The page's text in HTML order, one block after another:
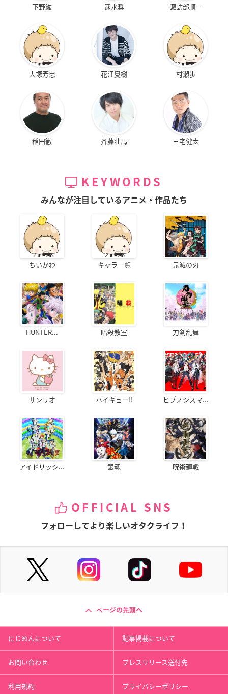
下野紘 速水奨 諏訪部順一
大塚芳忠 花江夏樹 村瀬歩
稲田徹 斉藤壮馬 三宅健太
KEYWORDS
みんなが注目しているアニメ・作品たち
ちいかわ キャラ一覧 鬼滅の刃
HUNTER... 暗殺教室 刀剣乱舞
サンリオ ハイキュー!! ヒプノシスマ...
アイドリッシ... 銀魂 呪術廻戦
OFFICIAL SNS
フォローしてより楽しいオタクライフ！
ページの先頭へ
にじめんについて 記事掲載について
お問い合わせ プレスリリース送付先
利用規約 プライバシーポリシー